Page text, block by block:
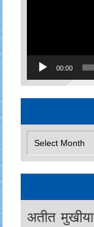
00:00
अतीत मुखीया